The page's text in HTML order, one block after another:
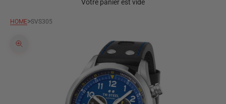
Votre panier est vide
HOME>SVS305
Zoomer sur l'image